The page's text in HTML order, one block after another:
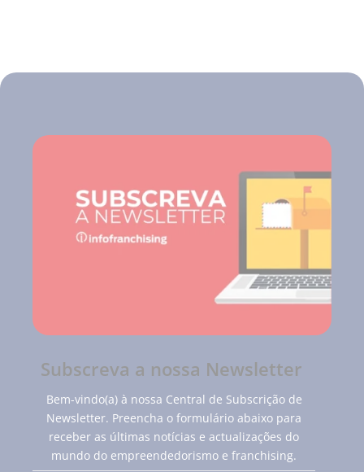
Subscreva a nossa Newsletter
Bem-vindo(a) à nossa Central de Subscrição de
Newsletter. Preencha o formulário abaixo para
receber as últimas notícias e actualizações do
mundo do empreendedorismo e franchising.